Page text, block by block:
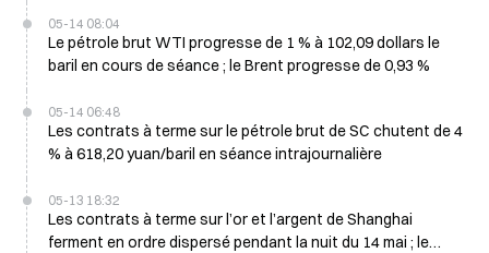
05-14 08:04
Le pétrole brut WTI progresse de 1 % à 102,09 dollars le
baril en cours de séance ; le Brent progresse de 0,93 %
05-14 06:48
Les contrats à terme sur le pétrole brut de SC chutent de 4
% à 618,20 yuan/baril en séance intrajournalière
05-13 18:32
Les contrats à terme sur l’or et l’argent de Shanghai
ferment en ordre dispersé pendant la nuit du 14 mai ; le